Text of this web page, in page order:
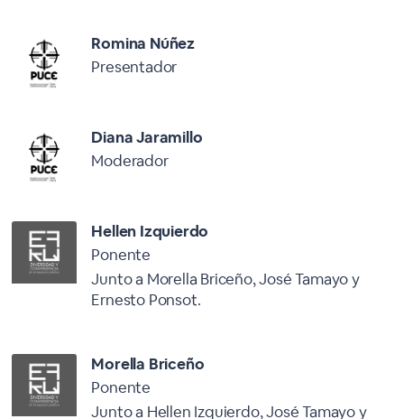
Romina Núñez
Presentador
Diana Jaramillo
Moderador
Hellen Izquierdo
Ponente
Junto a Morella Briceño, José Tamayo y
Ernesto Ponsot.
Morella Briceño
Ponente
Junto a Hellen Izquierdo, José Tamayo y